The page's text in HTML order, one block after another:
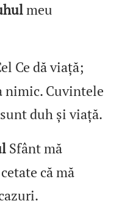
meu
Ce dă viață;
nimic. Cuvintele
duh și viață.
Sfânt mă
că mă